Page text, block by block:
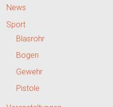
News
Sport
Blasrohr
Bogen
Gewehr
Pistole